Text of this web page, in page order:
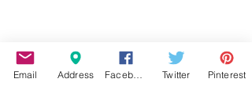
Email Address Twitter Pinterest